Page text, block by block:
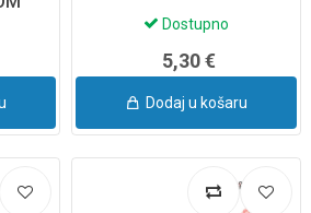
Dostupno
5,30 €
Dodaj u košaru